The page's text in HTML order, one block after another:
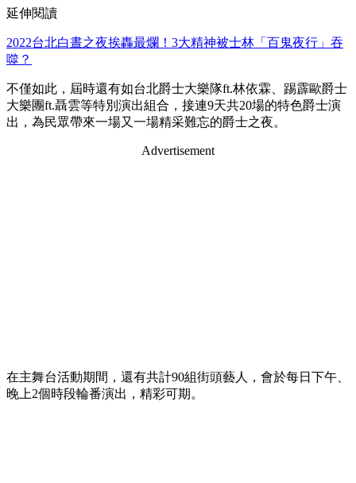
延伸閱讀
2022台北白晝之夜挨轟最爛！3大精神被士林「百鬼夜行」吞
噬？
不僅如此，屆時還有如台北爵士大樂隊ft.林依霖、踢霹歐爵士
大樂團ft.聶雲等特別演出組合，接連9天共20場的特色爵士演
出，為民眾帶來一場又一場精采難忘的爵士之夜。
Advertisement
在主舞台活動期間，還有共計90組街頭藝人，會於每日下午、
晚上2個時段輪番演出，精彩可期。